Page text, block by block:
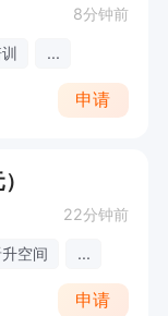
8分钟前
...
申请
22分钟前
空间 ...
申请